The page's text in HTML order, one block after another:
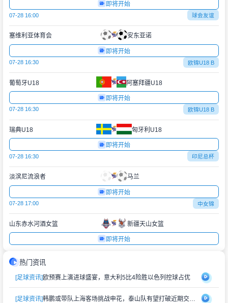
即将开始
07-28 16:00 球会友谊
塞维利亚体育会 安东亚诺
即将开始
07-28 16:30 欧锦U18 B
葡萄牙U18 阿塞拜疆U18
即将开始
07-28 16:30 欧锦U18 B
瑞典U18 匈牙利U18
即将开始
07-28 16:30 印尼总杯
淡滨尼流浪者 马兰
即将开始
07-28 17:00 中女锦
山东赤水河酒女篮 新疆天山女篮
即将开始
热门资讯
[足球资讯]欧预赛上演进球盛宴，意大利5比4险胜以色列控球占优
[足球资讯]